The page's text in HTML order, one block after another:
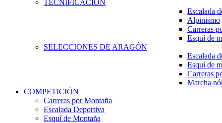
TECNIFICACIÓN
Escalada
Alpinismo
Carreras
Esquí de
SELECCIONES DE ARAGÓN
Escalada
Esquí de
Carreras
Marcha
COMPETICIÓN
Carreras por Montaña
Escalada Deportiva
Esquí de Montaña